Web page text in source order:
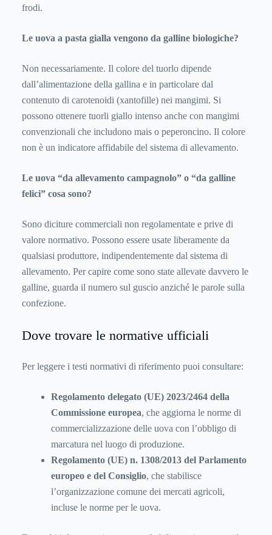
frodi.
Le uova a pasta gialla vengono da galline biologiche?
Non necessariamente. Il colore del tuorlo dipende
dall’alimentazione della gallina e in particolare dal
contenuto di carotenoidi (xantofille) nei mangimi. Si
possono ottenere tuorli giallo intenso anche con mangimi
convenzionali che includono mais o peperoncino. Il colore
non è un indicatore affidabile del sistema di allevamento.
Le uova “da allevamento campagnolo” o “da galline
felici” cosa sono?
Sono diciture commerciali non regolamentate e prive di
valore normativo. Possono essere usate liberamente da
qualsiasi produttore, indipendentemente dal sistema di
allevamento. Per capire come sono state allevate davvero le
galline, guarda il numero sul guscio anziché le parole sulla
confezione.
Dove trovare le normative ufficiali
Per leggere i testi normativi di riferimento puoi consultare:
Regolamento delegato (UE) 2023/2464 della
Commissione europea, che aggiorna le norme di
commercializzazione delle uova con l’obbligo di
marcatura nel luogo di produzione.
Regolamento (UE) n. 1308/2013 del Parlamento
europeo e del Consiglio, che stabilisce
l’organizzazione comune dei mercati agricoli,
incluse le norme per le uova.